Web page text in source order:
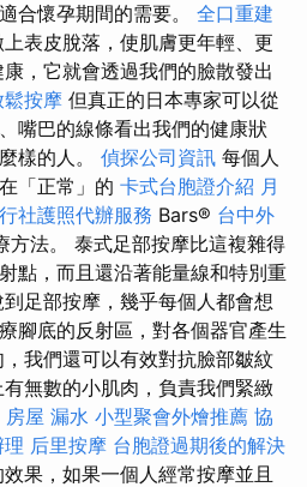
合懷孕期間的需要。 全口重建
表皮脫落，使肌膚更年輕、更
，它就會透過我們的臉散發出
鬆按摩 但真正的日本專家可以從
嘴巴的線條看出我們的健康狀
樣的人。 偵探公司資訊 每個人
「正常」的 卡式台胞證介紹 月
社護照代辦服務 Bars®️ 台中外
方法。 泰式足部按摩比這複雜得
點，而且還沿著能量線和特別重
足部按摩，幾乎每個人都會想
腳底的反射區，對各個器官產生
我們還可以有效對抗臉部皺紋
無數的小肌肉，負責我們緊緻
房屋 漏水 小型聚會外燴推薦 協
后里按摩 台胞證過期後的解決
果，如果一個人經常按摩並且